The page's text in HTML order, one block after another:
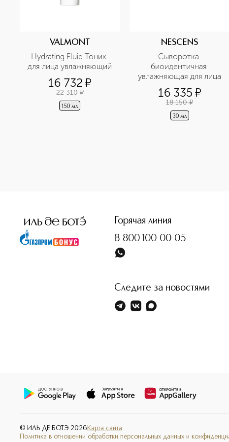
VALMONT
Hydrating Fluid Тоник
для лица увлажняющий
16 732 ¤
22 310 ¤
150 мл
NESCENS
Сыворотка
биоидентичная
увлажняющая для лица
16 335 ¤
18 150 ¤
30 мл
Горячая линия
8-800-100-00-05
Следите за новостями
© ИЛЬ ДЕ БОТЭ 2026 Карта сайта
Политика в отношении обработки персональных данных и